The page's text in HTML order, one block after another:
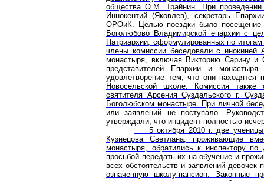
общества О.М. Трайнин. При проведении
Иннокентий (Яковлев), секретарь
ОРОиК. Целью поездки было посещение
Боголюбово Владимирской епархии с
Патриархии, сформулированных по
члены комиссии беседовали с инокиней
монастыря, включая Викторию Сарину и
представителей Епархии и
удовлетворение тем, что они находятся
Новосельской школе. Комиссия также
святителя Арсения Суздальского г.
Боголюбском монастыре. При личной
или заявлений не поступало.
утверждали, что инцидент полностью
5 октября 2010 г. две ученицы
Кузнецова Светлана, проживающие
монастыря, обратились к инспектору
просьбой передать их на обучение и
всех обстоятельств и заявлений
означенную школу-пансион. Законные